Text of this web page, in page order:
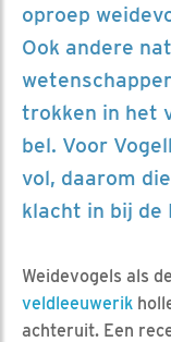
oproep
Ook andere
trokken in het
bel. Voor
vol, daarom
klacht in bij de
Weidevogels als de
veldleeuwerik
achteruit. Een